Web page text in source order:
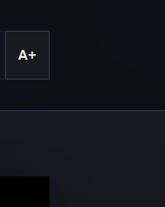
A+